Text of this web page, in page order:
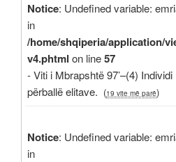
Notice: Undefined variable:
in
/home/shqiperia/application/
v4.phtml on line57
- Viti i Mbrapshtë 97’–(4) Individi
përballë elitave. (19 vite më parë)
Notice: Undefined variable:
in